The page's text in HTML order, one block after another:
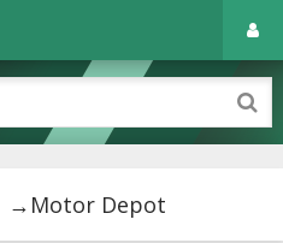
→Motor Depot